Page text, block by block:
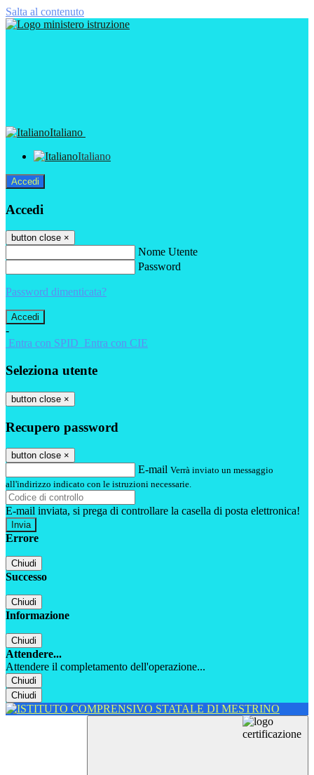
Salta al contenuto
Italiano
Italiano
Accedi
Accedi
button close ×
Nome Utente
Password
Password dimenticata?
-
Entra con SPID Entra con CIE
Seleziona utente
button close ×
Recupero password
button close ×
E-mail Verrà inviato un messaggio
all'indirizzo indicato con le istruzioni necessarie.
E-mail inviata, si prega di controllare la casella di posta elettronica!
Errore
Chiudi
Successo
Chiudi
Informazione
Chiudi
Attendere...
Attendere il completamento dell'operazione...
Chiudi
Chiudi